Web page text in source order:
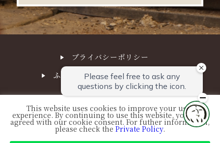
プライバシーポリシー
ふる川サステナビリティ経営方針
© FURUKAWA. All Right Reserved.
This website uses cookies to improve your user
experience. By continuing to use this website, you have
agreed with our cookie consent. For futher information,
please check the Private Policy.